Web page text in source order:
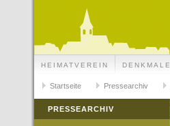
HEIMATVEREIN DENKMALE
Startseite Pressearchiv
PRESSEARCHIV